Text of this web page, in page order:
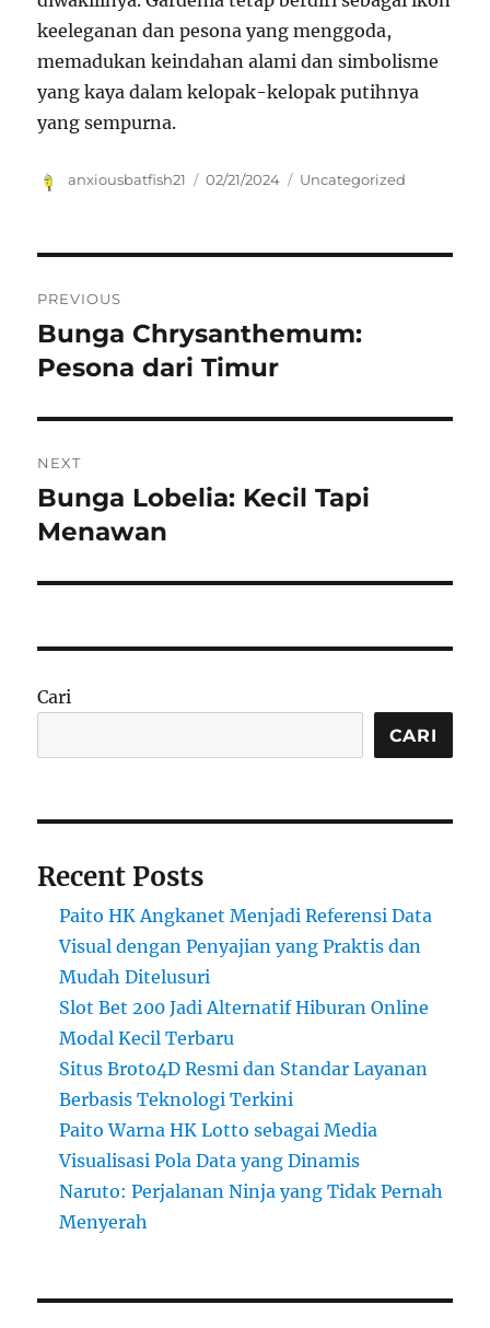
keeleganan dan pesona yang menggoda,
memadukan keindahan alami dan simbolisme
yang kaya dalam kelopak-kelopak putihnya
yang sempurna.
Author
anxiousbatfish21
Posted
02/21/2024 Categories
Uncategorized
pos
PREVIOUS
Previous
post:
Bunga Chrysanthemum:
Pesona dari Timur
NEXT
Next
post:
Bunga Lobelia: Kecil Tapi
Menawan
Cari
CARI
Recent Posts
Paito HK Angkanet Menjadi Referensi Data
Visual dengan Penyajian yang Praktis dan
Mudah Ditelusuri
Slot Bet 200 Jadi Alternatif Hiburan Online
Modal Kecil Terbaru
Situs Broto4D Resmi dan Standar Layanan
Berbasis Teknologi Terkini
Paito Warna HK Lotto sebagai Media
Visualisasi Pola Data yang Dinamis
Naruto: Perjalanan Ninja yang Tidak Pernah
Menyerah